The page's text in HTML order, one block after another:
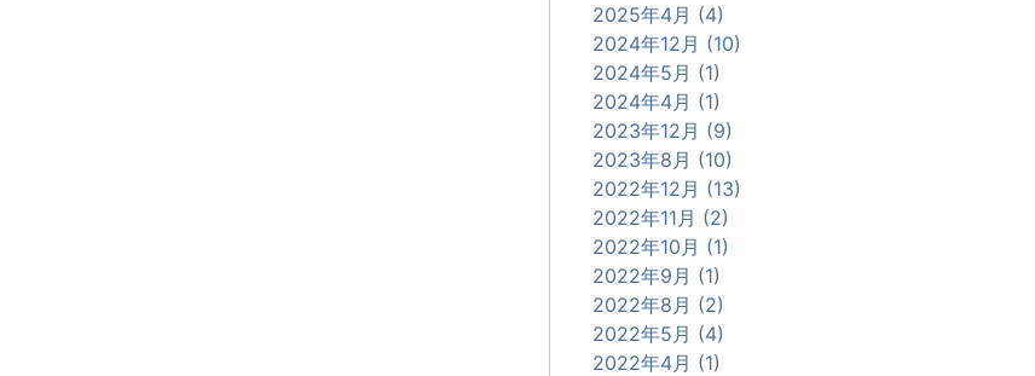
2025年4月 (4)
2024年12月 (10)
2024年5月 (1)
2024年4月 (1)
2023年12月 (9)
2023年8月 (10)
2022年12月 (13)
2022年11月 (2)
2022年10月 (1)
2022年9月 (1)
2022年8月 (2)
2022年5月 (4)
2022年4月 (1)